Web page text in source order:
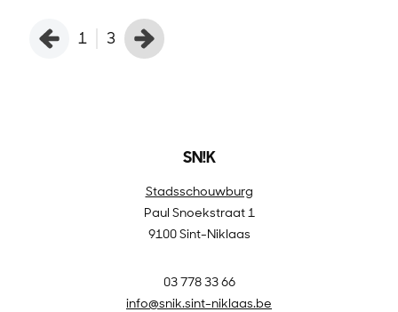
1 3
SN!K
Stadsschouwburg
Paul Snoekstraat 1
9100 Sint-Niklaas
03 778 33 66
info@snik.sint-niklaas.be